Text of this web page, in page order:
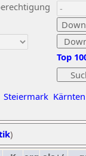
Steiermark Kärnten
Top
)